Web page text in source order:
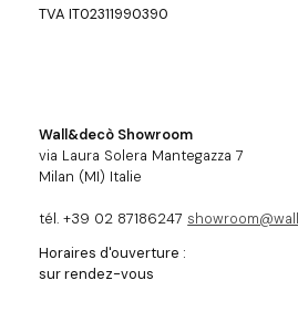
TVA IT02311990390
Wall&decò Showroom
via Laura Solera Mantegazza 7
Milan (MI) Italie
tél. +39 02 87186247
Horaires d'ouverture :
sur rendez-vous